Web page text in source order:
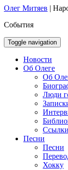
Олег Митяев |
События
Toggle navigation
Новости
Об Олеге
Об
Люди
Ссылки
Песни
Песни
Хокку